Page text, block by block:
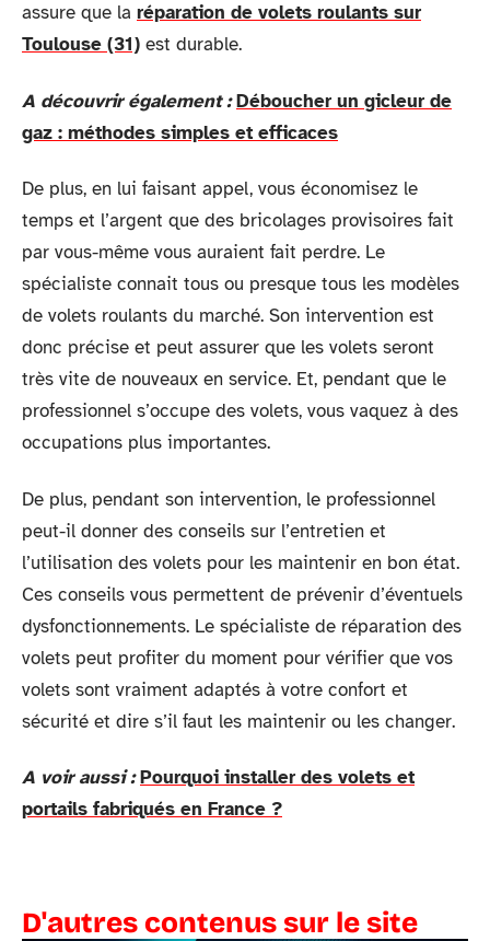
assure que la réparation de volets roulants sur
Toulouse (31) est durable.
A découvrir également : Déboucher un gicleur de
gaz : méthodes simples et efficaces
De plus, en lui faisant appel, vous économisez le
temps et l’argent que des bricolages provisoires fait
par vous-même vous auraient fait perdre. Le
spécialiste connait tous ou presque tous les modèles
de volets roulants du marché. Son intervention est
donc précise et peut assurer que les volets seront
très vite de nouveaux en service. Et, pendant que le
professionnel s’occupe des volets, vous vaquez à des
occupations plus importantes.
De plus, pendant son intervention, le professionnel
peut-il donner des conseils sur l’entretien et
l’utilisation des volets pour les maintenir en bon état.
Ces conseils vous permettent de prévenir d’éventuels
dysfonctionnements. Le spécialiste de réparation des
volets peut profiter du moment pour vérifier que vos
volets sont vraiment adaptés à votre confort et
sécurité et dire s’il faut les maintenir ou les changer.
A voir aussi : Pourquoi installer des volets et
portails fabriqués en France ?
D'autres contenus sur le site